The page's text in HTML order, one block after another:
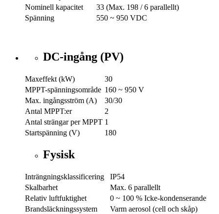
Nominell kapacitet
33 (Max. 198 / 6 parallellt)
Spänning
550 ~ 950 VDC
DC-ingång (PV)
Maxeffekt (kW)
30
MPPT-spänningsområde 160 ~ 950 V
Max. ingångsström (A)
30/30
Antal MPPT:er
2
Antal strängar per MPPT 1
Startspänning (V)
180
Fysisk
Inträngningsklassificering
IP54
Skalbarhet
Max. 6 parallellt
Relativ luftfuktighet
0 ~ 100 % Icke-kondenserande
Brandsläckningssystem
Varm aerosol (cell och skåp)